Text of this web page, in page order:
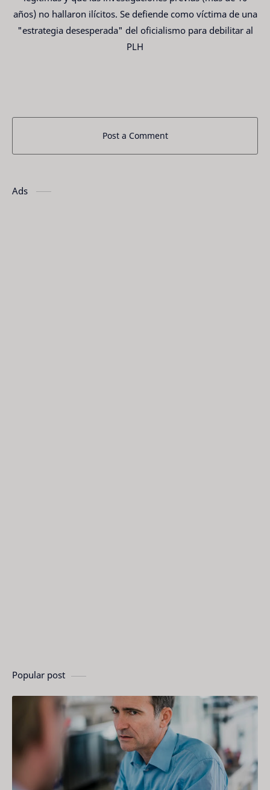
años) no hallaron ilícitos. Se defiende como víctima de una
"estrategia desesperada" del oficialismo para debilitar al
PLH
Post a Comment
Ads
Popular post